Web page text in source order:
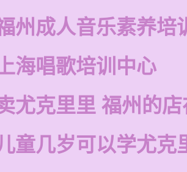
州成人音乐素养培
海唱歌培训中心
尤克里里 福州的
童几岁可以学尤克